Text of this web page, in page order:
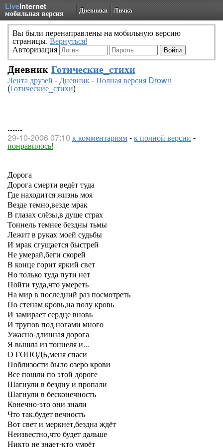
LiveInternet
мобильная версия Дневники Личка
Вы были перенаправлены на мобильную версию
страницы. Вернуться!
Авторизация
Дневник Готические_стихи
Лента друзей -Дневник-Полная версия Drown
(Готические_стихи)
......
29-10-2006 07:10 к комментариям-к полной версии -
понравилось!
Дорога
Дорога смерти ведёт туда
Где находится жизнь моя
Везде темно,везде мрак
В глазах слёзы,в душе страх
Тоннель темнее бездны тьмы
Лежит в руках моей судьбы
И мрак сгущается быстрей
Не умерай,беги скорей
В конце горит яркий свет
Но только туда пути нет
Пойти туда,что умереть
На мир в последний раз посмотреть
По стенам кровь,на полу кровь
И замирает сердце вновь
И трупов под ногами много
Ужасно-длинная дорога
Я вышла из тоннеля и...
О ГОПОДЬ,меня спаси
Поблизости было озеро крови
Все пошли по этой дороге
Шагнули в бездну и пропали
Шагнули в бесконечность
Конечно-это они знали
Что так,будет вечность
Вот свет и меркнет,бездна ждёт
Неизвестно,что будет дальше
Никто не знает-кто умрёт